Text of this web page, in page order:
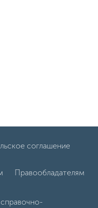
соглашение
Правообладателям